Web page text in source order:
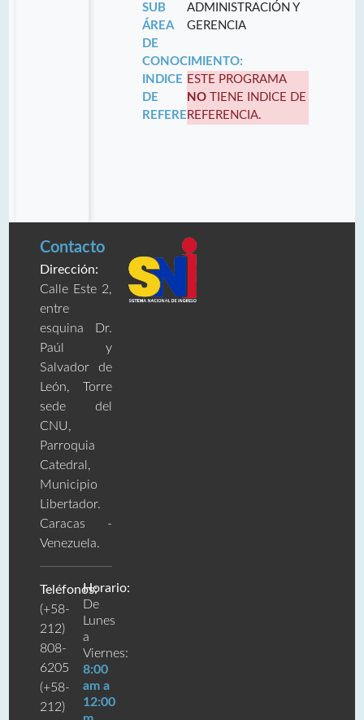
SUB
ÁREA
DE
CONOCIMIENTO:
ADMINISTRACIÓN Y
GERENCIA
INDICE
DE
REFERENCIA:
ESTE PROGRAMA
NO TIENE INDICE DE
REFERENCIA.
Contacto
Dirección:
Calle Este 2,
entre
esquina Dr.
Paúl y
Salvador de
León, Torre
sede del
CNU,
Parroquia
Catedral,
Municipio
Libertador.
Caracas -
Venezuela.
Teléfonos:
(+58-
212)
808-
6205
(+58-
212)
Horario:
De
Lunes
a
Viernes:
8:00
am a
12:00